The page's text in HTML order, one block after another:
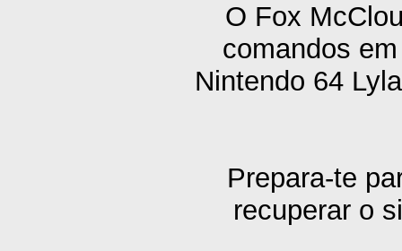
O Fox
comandos
Nintendo 64
Prepara-te
recuperar o